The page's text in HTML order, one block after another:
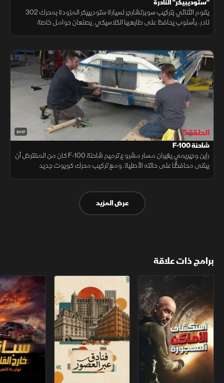
يقوم الثنائي بتركيب سوبرتشارجر لسيارة ستوديبيكر المزودة بمحرك 302
نادر، بأسلوب يحافظ على طابعها الكلاسيكي. يصنعان حوامل خاصة
21:17 الحلقة 5
شاحنة F-100
راين وجيريمي يغيران مسار مشروع ترميم شاحنة F-100 كان من المفترض أن
يبقى محافظًا على حالته الأصلية. ومع تركيب محرك كويوت جديد
عرض المزيد
برامج ذات علاقة
استكشاف الأماكن المهجورة فنادق عبر العصور سباق خارج